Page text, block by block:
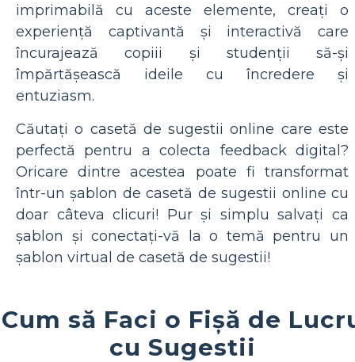
imprimabilă cu aceste elemente, creați o
experiență captivantă și interactivă care
încurajează copiii și studenții să-și
împărtășească ideile cu încredere și
entuziasm.
Căutați o casetă de sugestii online care este
perfectă pentru a colecta feedback digital?
Oricare dintre acestea poate fi transformat
într-un șablon de casetă de sugestii online cu
doar câteva clicuri! Pur și simplu salvați ca
șablon și conectați-vă la o temă pentru un
șablon virtual de casetă de sugestii!
Cum să Faci o Fișă de
cu Sugestii